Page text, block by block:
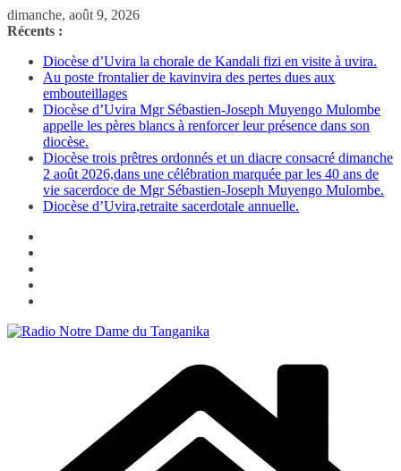
Passer
au
dimanche, août 9, 2026
Récents :
Diocèse d’Uvira la chorale de Kandali fizi en visite à uvira.
Au poste frontalier de kavinvira des pertes dues aux
embouteillages
Diocèse d’Uvira Mgr Sébastien-Joseph Muyengo Mulombe
appelle les pères blancs à renforcer leur présence dans son
diocèse.
Diocèse trois prêtres ordonnés et un diacre consacré dimanche
2 août 2026,dans une célébration marquée par les 40 ans de
vie sacerdoce de Mgr Sébastien-Joseph Muyengo Mulombe.
Diocèse d’Uvira,retraite sacerdotale annuelle.